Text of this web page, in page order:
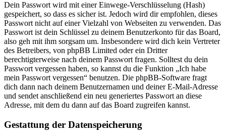
Dein Passwort wird mit einer Einwege-Verschlüsselung (Hash)
gespeichert, so dass es sicher ist. Jedoch wird dir empfohlen, dieses
Passwort nicht auf einer Vielzahl von Webseiten zu verwenden. Das
Passwort ist dein Schlüssel zu deinem Benutzerkonto für das Board,
also geh mit ihm sorgsam um. Insbesondere wird dich kein Vertreter
des Betreibers, von phpBB Limited oder ein Dritter
berechtigterweise nach deinem Passwort fragen. Solltest du dein
Passwort vergessen haben, so kannst du die Funktion „Ich habe
mein Passwort vergessen“ benutzen. Die phpBB-Software fragt
dich dann nach deinem Benutzernamen und deiner E-Mail-Adresse
und sendet anschließend ein neu generiertes Passwort an diese
Adresse, mit dem du dann auf das Board zugreifen kannst.
Gestattung der Datenspeicherung